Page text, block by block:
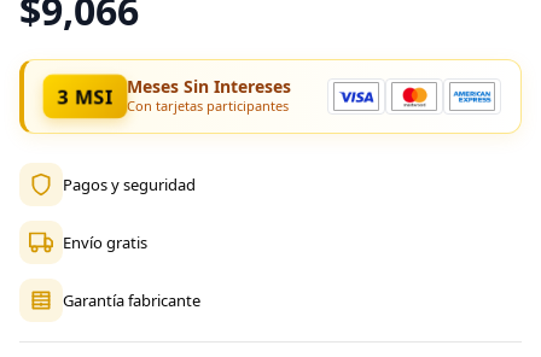
3 MSI Meses Sin Intereses
Con tarjetas participantes
Pagos y seguridad
Envío gratis
Garantía fabricante